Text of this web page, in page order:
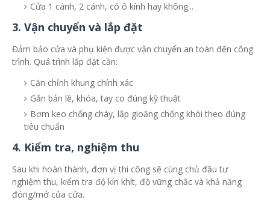
Cửa 1 cánh, 2 cánh, có ô kính hay không...
3. Vận chuyển và lắp đặt
Đảm bảo cửa và phụ kiện được vận chuyển an toàn đến công
trình. Quá trình lắp đặt cần:
Căn chỉnh khung chính xác
Gắn bản lề, khóa, tay co đúng kỹ thuật
Bơm keo chống cháy, lắp gioăng chống khói theo đúng
tiêu chuẩn
4. Kiểm tra, nghiệm thu
Sau khi hoàn thành, đơn vị thi công sẽ cùng chủ đầu tư
nghiệm thu, kiểm tra độ kín khít, độ vững chắc và khả năng
đóng/mở của cửa.